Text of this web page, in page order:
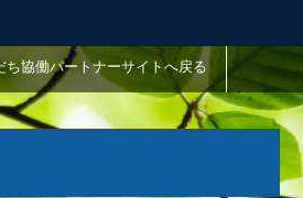
ち協働パートナーサイトへ戻る